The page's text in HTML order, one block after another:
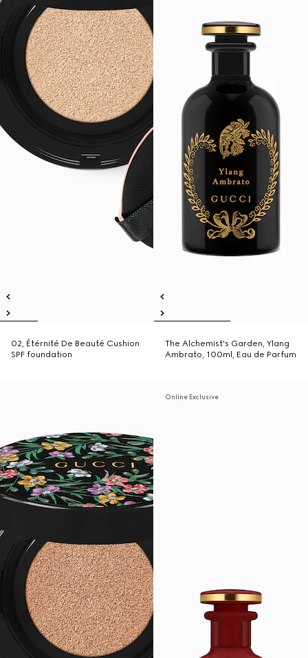
02, Étérnité De Beauté Cushion
SPF foundation
The Alchemist's Garden, Ylang
Ambrato, 100ml, Eau de Parfum
Online Exclusive